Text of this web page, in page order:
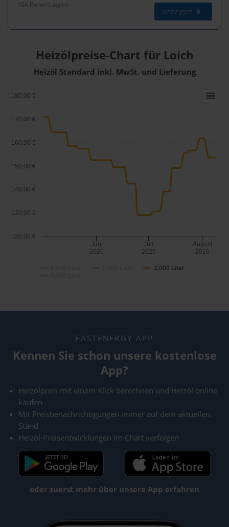
104 Bewertungen
anzeigen
Heizölpreise-Chart für Loich
Heizöl Standard inkl. MwSt. und Lieferung
3.000 Liter
Juni
2026
Juli
2026
August
2026
120,00 €
130,00 €
140,00 €
150,00 €
160,00 €
170,00 €
180,00 €
FASTENERGY APP
Kennen Sie schon unsere kostenlose
App?
Heizölpreis mit einem Klick berechnen und Heizöl online
kaufen
Mit Preisbenachrichtigungen immer auf dem aktuellen
Stand
Heizöl-Preisentwicklungen im Chart verfolgen
oder zuerst mehr über unsere App erfahren